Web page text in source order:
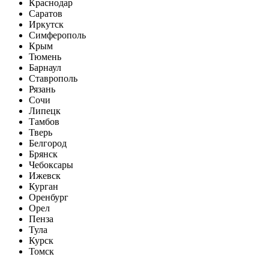
Краснодар
Саратов
Иркутск
Симферополь
Крым
Тюмень
Барнаул
Ставрополь
Рязань
Сочи
Липецк
Тамбов
Тверь
Белгород
Брянск
Чебоксары
Ижевск
Курган
Оренбург
Орел
Пенза
Тула
Курск
Томск